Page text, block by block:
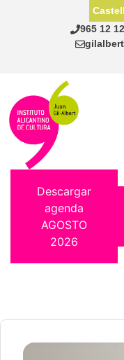
965 12
Descargar
agenda
AGOSTO
2026